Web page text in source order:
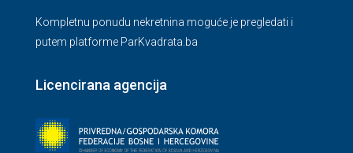
Kompletnu ponudu nekretnina moguće je pregledati i
putem platforme ParKvadrata.ba
Licencirana agencija